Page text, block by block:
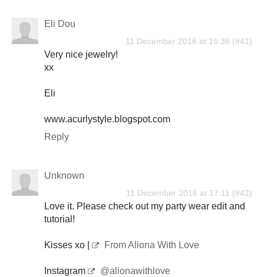
Eli Dou
11 December 2016 at 16:36
Very nice jewelry!
xx
Eli
www.acurlystyle.blogspot.com
Reply
Unknown
11 December 2016 at 17:11
Love it. Please check out my party wear edit and
tutorial!
Kisses xo | From Aliona With Love
Instagram @alionawithlove